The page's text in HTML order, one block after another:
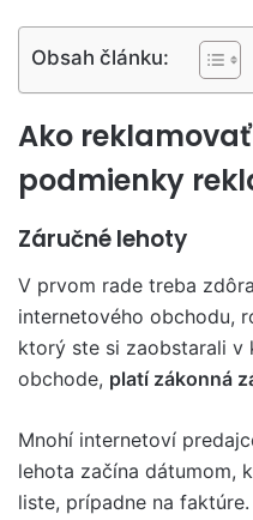
Obsah článku:
Ako
podmienky
Záručné lehoty
V prvom rade treba
internetového obchodu,
ktorý ste si zaobstarali v
obchode, platí zákonná
Mnohí internetoví
lehota začína dátumom,
liste, prípadne na